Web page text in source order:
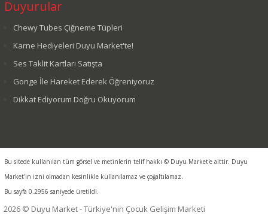
Duyurular
Chewy Tubes Çiğneme Tüpleri
Karne Hediyeleri Duyu Market'te!
Ses Taklit Kartları Satışta
Gonge İle Hareket Ederek Öğreniyoruz
Dikkat Ediyorum Doğru Okuyorum
Bu sitede kullanılan tüm görsel ve metinlerin telif hakkı © Duyu Market'e aittir. Duyu
Market'in izni olmadan kesinlikle kullanılamaz ve çoğaltılamaz.
Bu sayfa 0.2956 saniyede üretildi.
2026 © Duyu Market - Türkiye'nin Çocuk Gelişim Marketi